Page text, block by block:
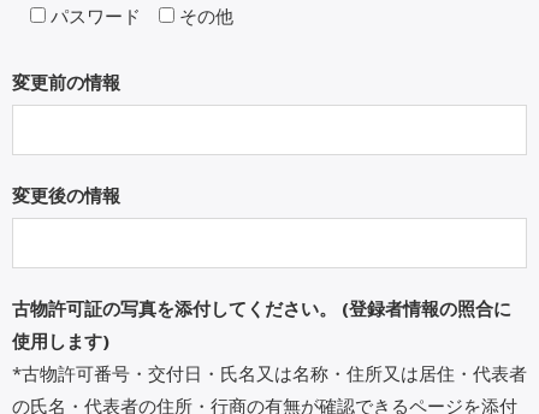
パスワード
その他
変更前の情報
変更後の情報
古物許可証の写真を添付してください。 (登録者情報の照合に
使用します)
*古物許可番号・交付日・氏名又は名称・住所又は居住・代表者
の氏名・代表者の住所・行商の有無が確認できるページを添付